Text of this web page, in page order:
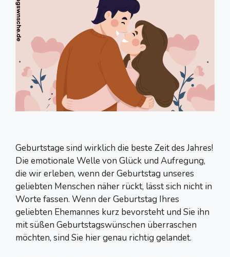
Geburtstage sind wirklich die beste Zeit des Jahres!
Die emotionale Welle von Glück und Aufregung,
die wir erleben, wenn der Geburtstag unseres
geliebten Menschen näher rückt, lässt sich nicht in
Worte fassen. Wenn der Geburtstag Ihres
geliebten Ehemannes kurz bevorsteht und Sie ihn
mit süßen Geburtstagswünschen überraschen
möchten, sind Sie hier genau richtig gelandet.